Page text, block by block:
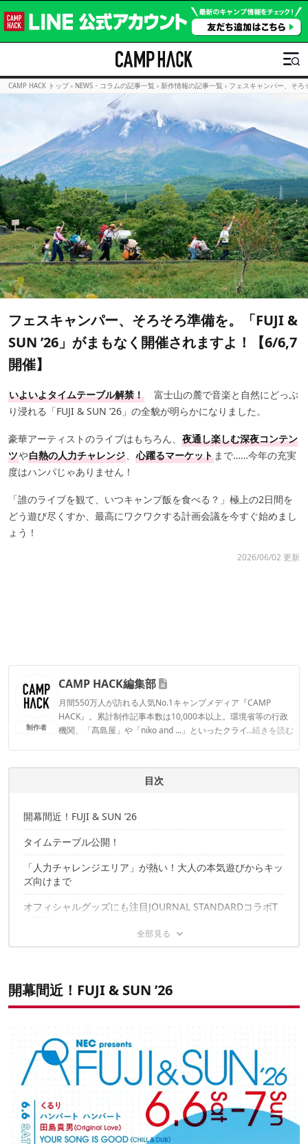
CAMP HACK トップ › NEWS・コラムの記事一覧 › 新作情報の記事一覧 › フェスキャンパー、そろ
フェスキャンパー、そろそろ準備を。「FUJI &
SUN ’26」がまもなく開催されますよ！【6/6,7
開催】
いよいよタイムテーブル解禁！ 富士山の麓で音楽と自然にどっぷ
り浸れる「FUJI & SUN ’26」の全貌が明らかになりました。
豪華アーティストのライブはもちろん、 夜通し楽しむ深夜コンテン
ツや白熱の人力チャレンジ、 心躍るマーケットまで……今年の充実
度はハンパじゃありません！
「誰のライブを観て、いつキャンプ飯を食べる？」極上の2日間を
どう遊び尽くすか、最高にワクワクする計画会議を今すぐ始めまし
ょう！
2026/06/02 更新
制作者
CAMP HACK編集部
月間550万人が訪れる人気No.1キャンプメディア『CAMP
HACK』。累計制作記事本数は10,000本以上。環境省等の行政
機関、「髙島屋」や「niko and ...」といったクライアントとの
...続きを読む
CAMP HACK編集部のプロフィール
目次
開幕間近！FUJI & SUN ’26
タイムテーブル公開！
「人力チャレンジエリア」が熱い！大人の本気遊びからキッ
ズ向けまで
オフィシャルグッズにも注目JOURNAL STANDARDコラボT
「急に必要になったギア」もその場で手に入る！
ット
その2．Helinoxインクラインチェア コヨーテ
その5．MSR エリクサー1
✔️こちらの記事もおすすめ
開幕間近！FUJI & SUN ’26